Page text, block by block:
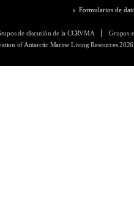
Formularios de
de discusión de la CCRVMA
Grupos-
of Antarctic Marine Living Resources